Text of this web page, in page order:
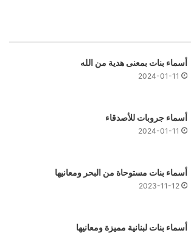
أسماء بنات بمعنى هدية من الله
2024-01-11
أسماء جروبات للأصدقاء
2024-01-11
أسماء بنات مستوحاة من البحر ومعانيها
2023-11-12
أسماء بنات لبنانية مميزة ومعانيها